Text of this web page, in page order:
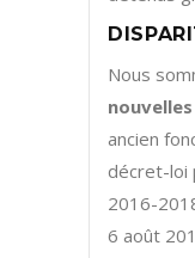
Nous
ancien
décret-loi
2016-
6 août